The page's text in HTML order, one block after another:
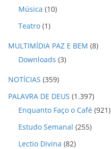
Música (10)
Teatro (1)
MULTIMÍDIA PAZ E BEM (8)
Downloads (3)
NOTÍCIAS (359)
PALAVRA DE DEUS (1.397)
Enquanto Faço o Café (921)
Estudo Semanal (255)
Lectio Divina (82)